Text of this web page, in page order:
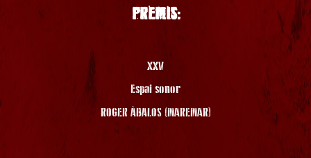
PREMIS:
XXV
Espai sonor
ROGER ÀBALOS (MAREMAR)